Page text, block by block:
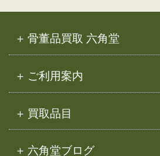
骨董品買取 六角堂
ご利用案内
買取品目
六角堂ブログ